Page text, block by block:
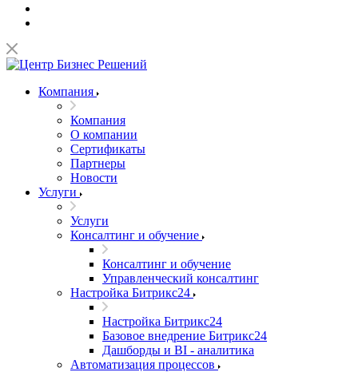
Компания
Компания
О компании
Сертификаты
Партнеры
Новости
Услуги
Услуги
Консалтинг и обучение
Консалтинг и обучение
Управленческий консалтинг
Настройка Битрикс24
Настройка Битрикс24
Базовое внедрение Битрикс24
Дашборды и BI - аналитика
Автоматизация процессов